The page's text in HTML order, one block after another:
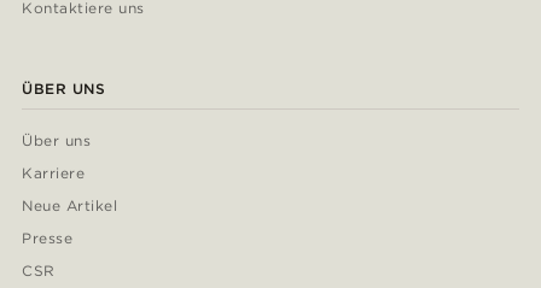
Kontaktiere uns
ÜBER UNS
Über uns
Karriere
Neue Artikel
Presse
CSR